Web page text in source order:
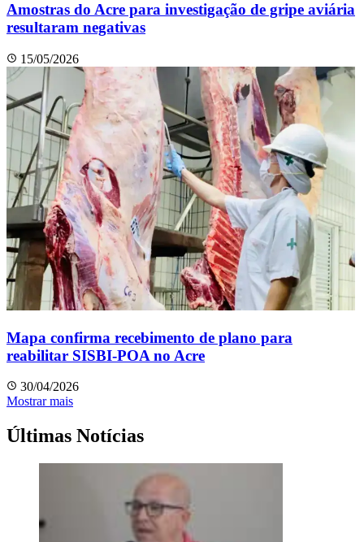
Amostras do Acre para investigação de gripe aviária
resultaram negativas
15/05/2026
Mapa confirma recebimento de plano para
reabilitar SISBI-POA no Acre
30/04/2026
Mostrar mais
Últimas Notícias